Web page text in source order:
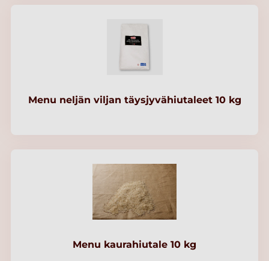
Menu neljän viljan täysjyvähiutaleet 10 kg
Menu kaurahiutale 10 kg